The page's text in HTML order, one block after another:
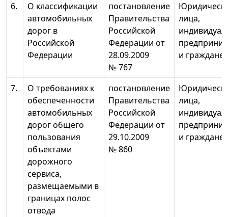
6.
О классификации
автомобильных
дорог в
Российской
Федерации
постановление
Правительства
Российской
Федерации от
28.09.2009
№ 767
лица,
и граждане
7.
О требованиях к
обеспеченности
автомобильных
дорог общего
пользования
объектами
дорожного
сервиса,
размещаемыми в
границах полос
отвода
постановление
Правительства
Российской
Федерации от
29.10.2009
№ 860
лица,
и граждане